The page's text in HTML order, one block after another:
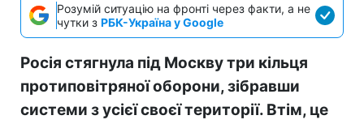
Розумій ситуацію на фронті через факти, а не
чутки з РБК-Україна у Google
Росія стягнула під Москву три кільця
протиповітряної оборони, зібравши
системи з усієї своєї території. Втім, це